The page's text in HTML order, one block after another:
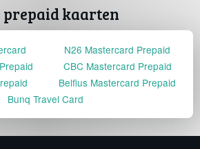
prepaid kaarten
N26 Mastercard Prepaid
CBC Mastercard Prepaid
Belfius Mastercard Prepaid
Bunq Travel Card